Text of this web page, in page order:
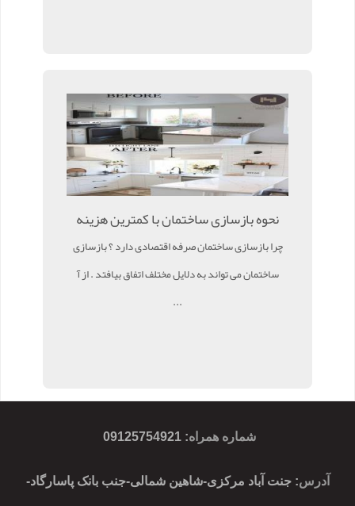
نحوه بازسازی ساختمان با کمترین هزینه
چرا بازسازی ساختمان صرفه اقتصادی دارد ؟ بازسازی
ساختمان می تواند به دلایل مختلف اتفاق بیافتد . از آ
...
شماره همراه:
09125754921
آدرس: جنت آباد مرکزی-شاهین شمالی-جنب بانک پاسارگاد-